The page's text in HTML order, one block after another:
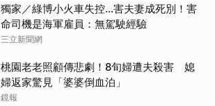
獨家／綠博小火車失控…害夫妻成死別！害
命司機是海軍雇員：無駕駛經驗
三立新聞網
桃園老老照顧傳悲劇！8旬婦遭夫殺害 媳
婦返家驚見「婆婆倒血泊」
鏡報